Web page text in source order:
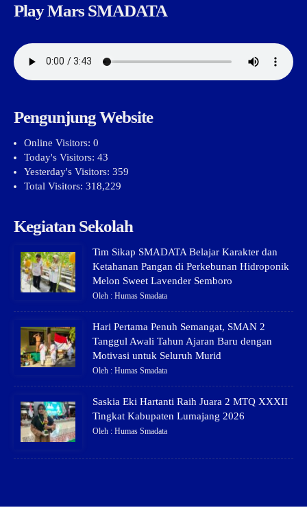
Play Mars SMADATA
Pengunjung Website
Online Visitors: 0
Today's Visitors: 43
Yesterday's Visitors: 359
Total Visitors: 318,229
Kegiatan Sekolah
Tim Sikap SMADATA Belajar Karakter dan
Ketahanan Pangan di Perkebunan Hidroponik
Melon Sweet Lavender Semboro
Oleh : Humas Smadata
Hari Pertama Penuh Semangat, SMAN 2
Tanggul Awali Tahun Ajaran Baru dengan
Motivasi untuk Seluruh Murid
Oleh : Humas Smadata
Saskia Eki Hartanti Raih Juara 2 MTQ XXXII
Tingkat Kabupaten Lumajang 2026
Oleh : Humas Smadata